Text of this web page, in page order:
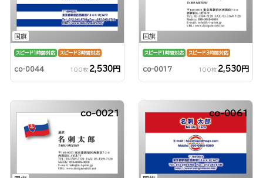
国旗
スピード1時間対応 スピード3時間対応
co-0044 100枚 2,530円
国旗
スピード1時間対応 スピード3時間対応
co-0017 100枚 2,530円
co-0021 co-0061